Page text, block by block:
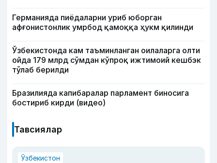
Германияда пиёдаларни уриб юборган
афғонистонлик умрбод қамоққа ҳукм қилинди
Ўзбекистонда кам таъминланган оилаларга олти
ойда 179 млрд сўмдан кўпроқ ижтимоий кешбэк
тўлаб берилди
Бразилияда капибаралар парламент биносига
бостириб кирди (видео)
Тавсиялар
Ўзбекистон